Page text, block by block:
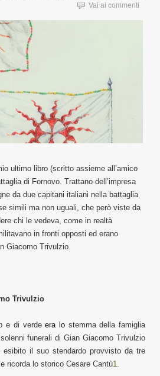
Vai ai commenti
ultimo libro (scritto assieme all’amico
di Fornovo. Trattano dell’impresa
da due capitani italiani nella battaglia
simili ma non uguali, che però viste da
chi le vedeva, come in realtà
in fronti opposti ed erano
Giacomo Trivulzio.
Trivulzio
e di verdeera lostemma della famiglia
funerali di Gian Giacomo Trivulzio
esibito il suo stendardo provvisto da tre
ricorda lo storico Cesare Cantù1